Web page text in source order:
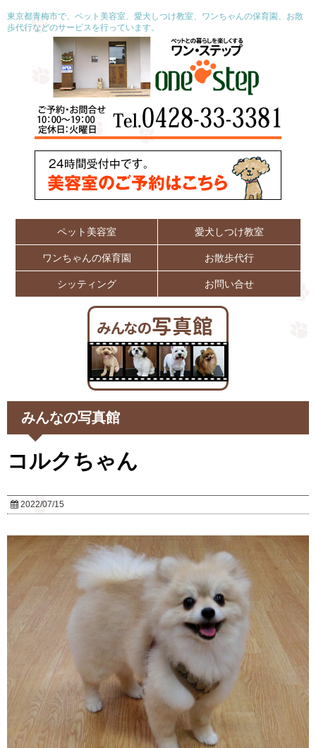
東京都青梅市で、ペット美容室、愛犬しつけ教室、ワンちゃんの保育園、お散
歩代行などのサービスを行っています。
ペット美容室 愛犬しつけ教室
ワンちゃんの保育園 お散歩代行
シッティング お問い合せ
みんなの写真館
コルクちゃん
2022/07/15